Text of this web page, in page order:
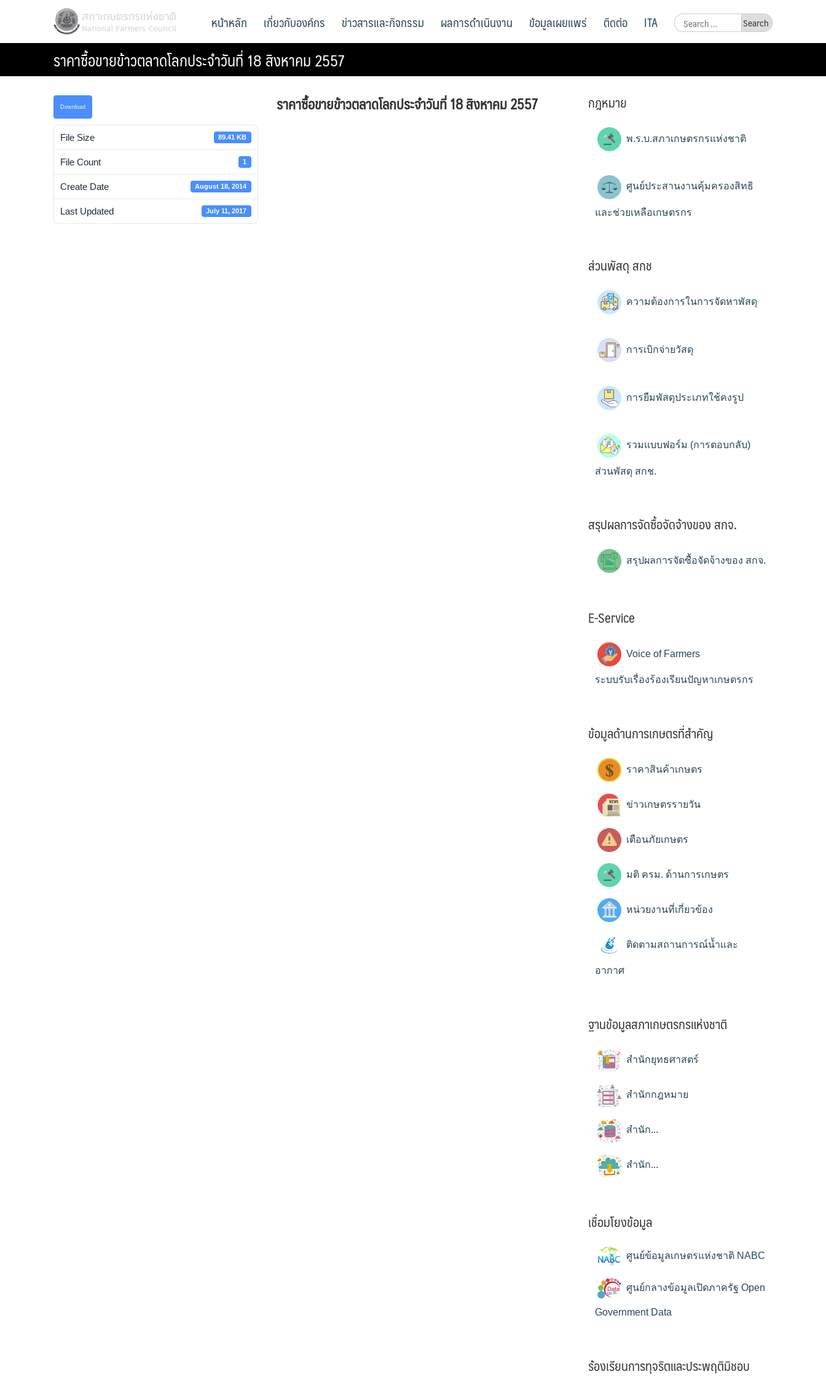
สภาเกษตรกรแห่งชาติ
National Farmers Council
Search
for:
หน้าหลัก เกี่ยวกับองค์กร ข่าวสารและกิจกรรม ผลการดำเนินงาน ข้อมูลเผยแพร่ ติดต่อ ITA
ราคาซื้อขายข้าวตลาดโลกประจำวันที่ 18 สิงหาคม 2557
Download
File Size 89.41 KB
File Count 1
Create Date August 18, 2014
Last Updated July 11, 2017
ราคาซื้อขายข้าวตลาดโลกประจำวันที่ 18 สิงหาคม 2557 กฎหมาย
พ.ร.บ.สภาเกษตรกรแห่งชาติ
ศูนย์ประสานงานคุ้มครองสิทธิ
และช่วยเหลือเกษตรกร
ส่วนพัสดุ สกช
ความต้องการในการจัดหาพัสดุ
การเบิกจ่ายวัสดุ
การยืมพัสดุประเภทใช้คงรูป
รวมแบบฟอร์ม (การตอบกลับ)
ส่วนพัสดุ สกช.
สรุปผลการจัดซื้อจัดจ้างของ สกจ.
สรุปผลการจัดซื้อจัดจ้างของ สกจ.
E-Service
Voice of Farmers
ระบบรับเรื่องร้องเรียนปัญหาเกษตรกร
ข้อมูลด้านการเกษตรที่สำคัญ
ราคาสินค้าเกษตร
ข่าวเกษตรรายวัน
เตือนภัยเกษตร
มติ ครม. ด้านการเกษตร
หน่วยงานที่เกี่ยวข้อง
ติดตามสถานการณ์น้ำและ
อากาศ
ฐานข้อมูลสภาเกษตรกรแห่งชาติ
สำนักยุทธศาสตร์
สำนักกฎหมาย
สำนัก...
สำนัก...
เชื่อมโยงข้อมูล
ศูนย์ข้อมูลเกษตรแห่งชาติ NABC
ศูนย์กลางข้อมูลเปิดภาครัฐ Open
Government Data
ร้องเรียนการทุจริตและประพฤติมิชอบ